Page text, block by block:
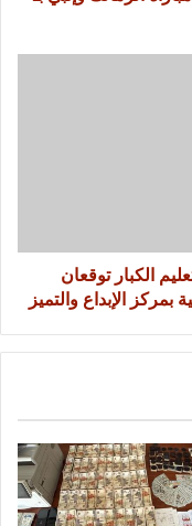
الكبار توقعان
الإبداع والتميز